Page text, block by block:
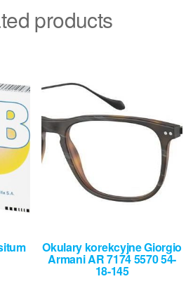
products
Okulary korekcyjne Giorgio
Armani AR 7174 5570 54-
18-145